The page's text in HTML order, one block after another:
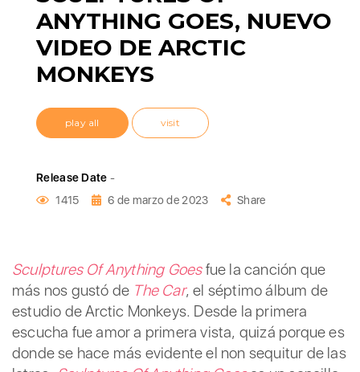
ANYTHING GOES, NUEVO
VIDEO DE ARCTIC
MONKEYS
play all visit
Release Date -
1415
6 de marzo de 2023 Share
Sculptures Of Anything Goesfue la canción que
más nos gustó de The Car, el séptimo álbum de
estudio de Arctic Monkeys. Desde la primera
escucha fue amor a primera vista, quizá porque es
donde se hace más evidente el non sequitur de las